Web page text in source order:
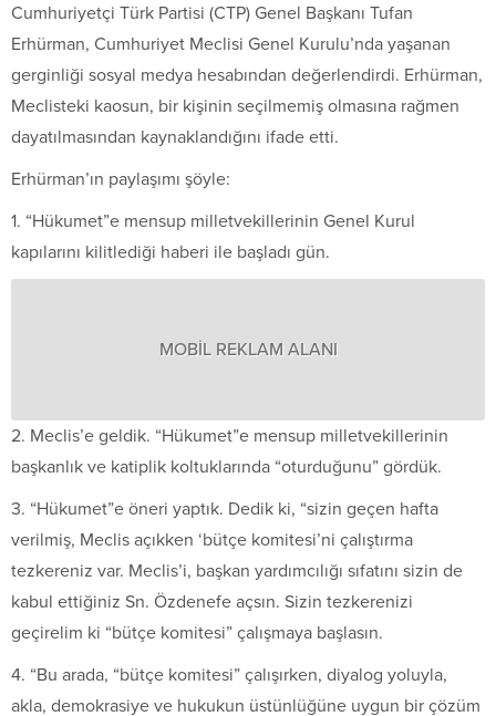
Cumhuriyetçi Türk Partisi (CTP) Genel Başkanı Tufan
Erhürman, Cumhuriyet Meclisi Genel Kurulu’nda yaşanan
gerginliği sosyal medya hesabından değerlendirdi. Erhürman,
Meclisteki kaosun, bir kişinin seçilmemiş olmasına rağmen
dayatılmasından kaynaklandığını ifade etti.
Erhürman’ın paylaşımı şöyle:
1. “Hükumet”e mensup milletvekillerinin Genel Kurul
kapılarını kilitlediği haberi ile başladı gün.
MOBİL REKLAM ALANI
2. Meclis’e geldik. “Hükumet”e mensup milletvekillerinin
başkanlık ve katiplik koltuklarında “oturduğunu” gördük.
3. “Hükumet”e öneri yaptık. Dedik ki, “sizin geçen hafta
verilmiş, Meclis açıkken ‘bütçe komitesi’ni çalıştırma
tezkereniz var. Meclis’i, başkan yardımcılığı sıfatını sizin de
kabul ettiğiniz Sn. Özdenefe açsın. Sizin tezkerenizi
geçirelim ki “bütçe komitesi” çalışmaya başlasın.
4. “Bu arada, “bütçe komitesi” çalışırken, diyalog yoluyla,
akla, demokrasiye ve hukukun üstünlüğüne uygun bir çözüm